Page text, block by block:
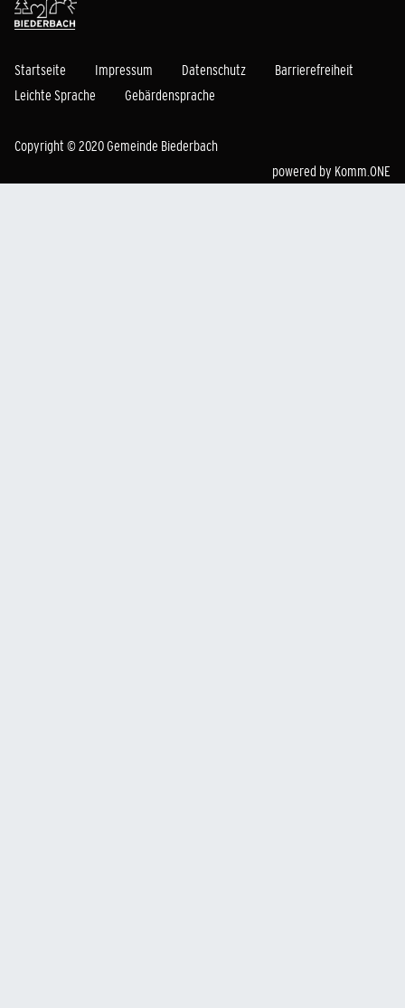
Startseite Impressum Datenschutz
Barrierefreiheit
Leichte Sprache
Gebärdensprache
Copyright © 2020 Gemeinde Biederbach
powered by Komm.ONE